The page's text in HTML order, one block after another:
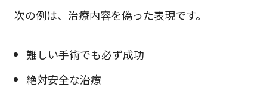
次の例は、治療内容を偽った表現です。
難しい手術でも必ず成功
絶対安全な治療